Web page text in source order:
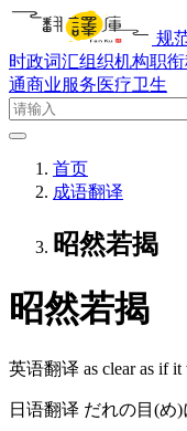
规
时政词汇组织机构职
通商业服务医疗卫生
首页
成语翻译
昭然若揭
昭然若揭
英语翻译 as clear as if
日语翻译 だれの目(め